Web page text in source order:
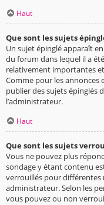
Haut
Que sont les sujets
Un sujet épinglé apparaît
du forum dans lequel il a
relativement importantes
Comme pour les annonces
publier des sujets épinglés
l’administrateur.
Haut
Que sont les sujets
Vous ne pouvez plus
sondage y étant contenu
verrouillés pour
administrateur. Selon les
vous pouvez ou non